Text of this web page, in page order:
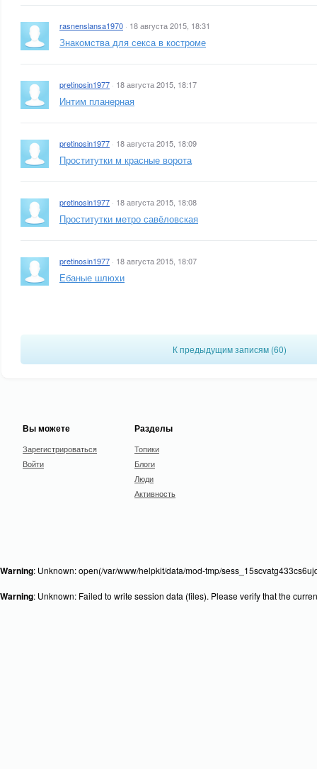
rasnenslansa1970 · 18 августа 2015, 18:31
Знакомства для секса в костроме
pretinosin1977 · 18 августа 2015, 18:17
Интим планерная
pretinosin1977 · 18 августа 2015, 18:09
Проститутки м красные ворота
pretinosin1977 · 18 августа 2015, 18:08
Проститутки метро савёловская
pretinosin1977 · 18 августа 2015, 18:07
Ебаные шлюхи
К предыдущим записям (60)
Вы можете
Зарегистрироваться
Войти
Разделы
Топики
Блоги
Люди
Активность
Warning: Unknown: open(/var/www/helpkit/data/mod-tmp/
Warning: Unknown: Failed to write session data (files). Please verify that the